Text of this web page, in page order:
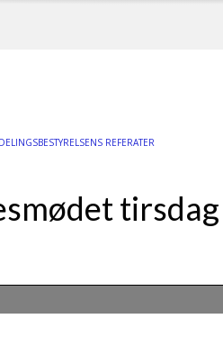
REFERATER
tirsdag